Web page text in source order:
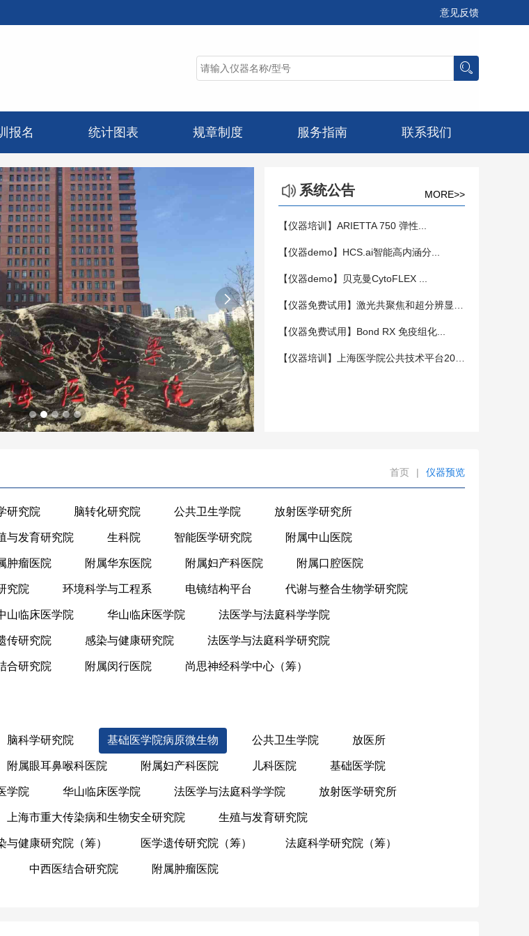
意见反馈
报名 统计图表 规章制度 服务指南 联系我们

系统公告 MORE>>
【仪器培训】ARIETTA 750 弹性...
【仪器demo】HCS.ai智能高内涵分...
【仪器demo】贝克曼CytoFLEX ...
【仪器免费试用】Bond RX 免疫组化...
首页 | 仪器预览
研究院 脑转化研究院 公共卫生学院 放射医学研究所
与发育研究院 生科院 智能医学研究院 附属中山医院
肿瘤医院 附属华东医院 附属妇产科医院 附属口腔医院
究院 环境科学与工程系 电镜结构平台 代谢与整合生物学研究院
山临床医学院 华山临床医学院 法医学与法庭科学学院
传研究院 感染与健康研究院 法医学与法庭科学研究院
合研究院 附属闵行医院 尚思神经科学中心（筹）
脑科学研究院 基础医学院病原微生物 公共卫生学院 放医所
附属眼耳鼻喉科医院 附属妇产科医院 儿科医院 基础医学院
学院 华山临床医学院 法医学与法庭科学学院 放射医学研究所
上海市重大传染病和生物安全研究院 生殖与发育研究院
与健康研究院（筹） 医学遗传研究院（筹） 法庭科学研究院（筹）
中西医结合研究院 附属肿瘤医院